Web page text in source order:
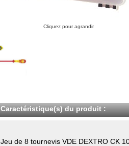
Cliquez pour agrandir
Caractéristique(s) du produit :
Jeu de 8 tournevis VDE DEXTRO CK